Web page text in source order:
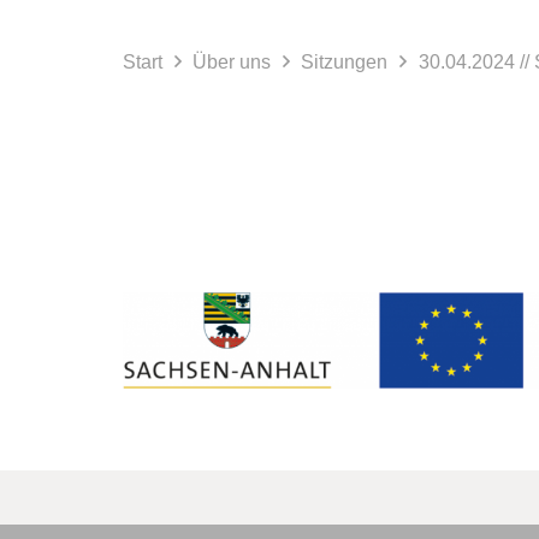
Start Über uns Sitzungen 30.04.2024 //